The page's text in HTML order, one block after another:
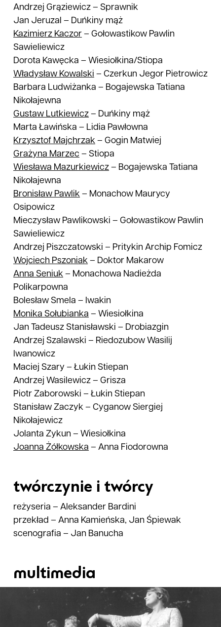
Andrzej Grąziewicz – Sprawnik
Jan Jeruzal – Duńkiny mąż
Kazimierz Kaczor – Gołowastikow Pawlin
Sawieliewicz
Dorota Kawęcka – Wiesiołkina/Stiopa
Władysław Kowalski – Czerkun Jegor Pietrowicz
Barbara Ludwiżanka – Bogajewska Tatiana
Nikołajewna
Gustaw Lutkiewicz – Duńkiny mąż
Marta Ławińska – Lidia Pawłowna
Krzysztof Majchrzak – Gogin Matwiej
Grażyna Marzec – Stiopa
Wiesława Mazurkiewicz – Bogajewska Tatiana
Nikołajewna
Bronisław Pawlik – Monachow Maurycy
Osipowicz
Mieczysław Pawlikowski – Gołowastikow Pawlin
Sawieliewicz
Andrzej Piszczatowski – Pritykin Archip Fomicz
Wojciech Pszoniak – Doktor Makarow
Anna Seniuk – Monachowa Nadieżda
Polikarpowna
Bolesław Smela – Iwakin
Monika Sołubianka – Wiesiołkina
Jan Tadeusz Stanisławski – Drobiazgin
Andrzej Szalawski – Riedozubow Wasilij
Iwanowicz
Maciej Szary – Łukin Stiepan
Andrzej Wasilewicz – Grisza
Piotr Zaborowski – Łukin Stiepan
Stanisław Zaczyk – Cyganow Siergiej
Nikołajewicz
Jolanta Zykun – Wiesiołkina
Joanna Żółkowska – Anna Fiodorowna
twórczynie i twórcy
reżyseria – Aleksander Bardini
przekład – Anna Kamieńska, Jan Śpiewak
scenografia – Jan Banucha
multimedia